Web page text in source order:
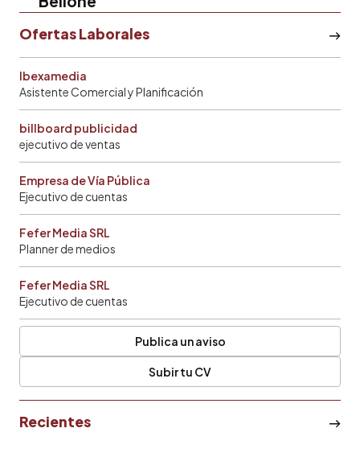
Ofertas Laborales
Ibexamedia
Asistente Comercial y Planificación
billboard publicidad
ejecutivo de ventas
Empresa de Vía Pública
Ejecutivo de cuentas
Fefer Media SRL
Planner de medios
Fefer Media SRL
Ejecutivo de cuentas
Publica un aviso
Subir tu CV
Recientes